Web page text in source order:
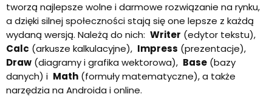
tworzą najlepsze wolne i darmowe rozwiązanie na rynku,
a dzięki silnej społeczności stają się one lepsze z każdą
wydaną wersją. Należą do nich: Writer (edytor tekstu),
Calc (arkusze kalkulacyjne), Impress (prezentacje),
Draw (diagramy i grafika wektorowa), Base (bazy
danych) i Math (formuły matematyczne), a także
narzędzia na Androida i online.